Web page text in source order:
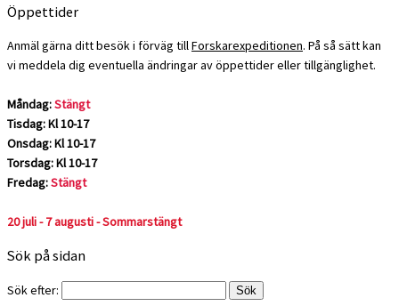
Öppettider
Anmäl gärna ditt besök i förväg tillForskarexpeditionen. På så sätt kan
vi meddela dig eventuella ändringar av öppettider eller tillgänglighet.
Måndag:Stängt
Tisdag: Kl 10-17
Onsdag: Kl 10-17
Torsdag: Kl 10-17
Fredag:Stängt
20 juli - 7 augusti - Sommarstängt
Sök på sidan
Sök efter: